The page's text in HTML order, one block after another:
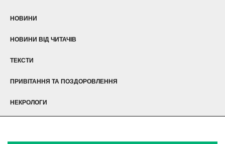
НОВИНИ
НОВИНИ ВІД ЧИТАЧІВ
ТЕКСТИ
ПРИВІТАННЯ ТА ПОЗДОРОВЛЕННЯ
НЕКРОЛОГИ